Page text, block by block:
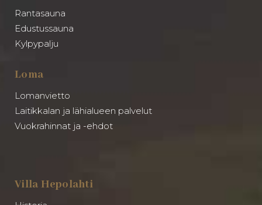
Rantasauna
Edustussauna
Kylpypalju
Loma
Lomanvietto
Laitikkalan ja lähialueen palvelut
Vuokrahinnat ja -ehdot
Villa Hepolahti